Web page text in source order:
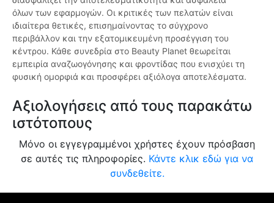
όλων των εφαρμογών. Οι κριτικές των πελατών είναι
ιδιαίτερα θετικές, επισημαίνοντας το σύγχρονο
περιβάλλον και την εξατομικευμένη προσέγγιση του
κέντρου. Κάθε συνεδρία στο Beauty Planet θεωρείται
εμπειρία αναζωογόνησης και φροντίδας που ενισχύει τη
φυσική ομορφιά και προσφέρει αξιόλογα αποτελέσματα.
Αξιολογήσεις από τους παρακάτω
ιστότοπους
Μόνο οι εγγεγραμμένοι χρήστες έχουν πρόσβαση
σε αυτές τις πληροφορίες. Κάντε κλικ εδώ για να
συνδεθείτε.